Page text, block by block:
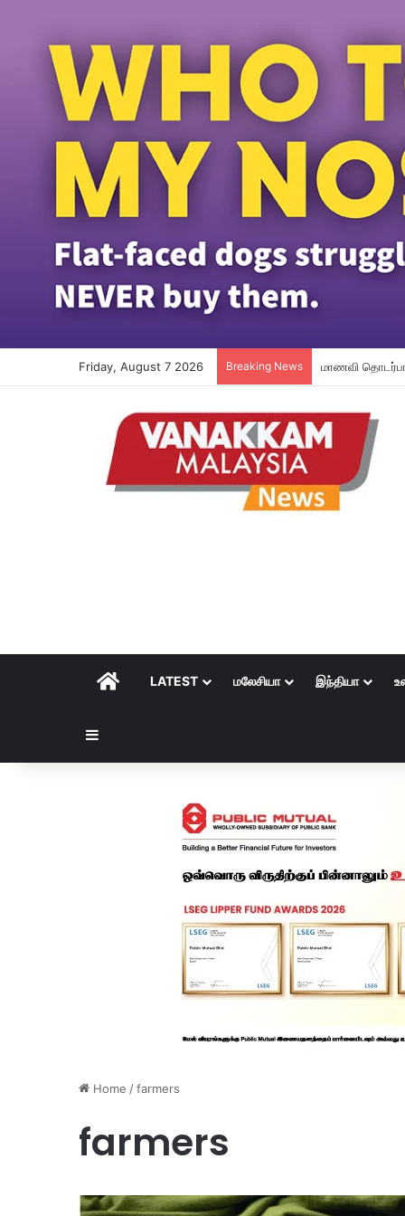
Friday, August 7 2026 Breaking News மாணவி
HOMELATEST மலேசியா இந்தியா
Home /farmers
farmers